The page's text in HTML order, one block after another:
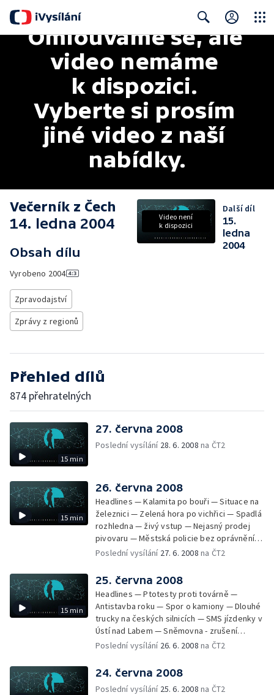
Search
Omlouváme se, ale
video nemáme
k dispozici.
Vyberte si prosím
jiné video z naší
nabídky.
Večerník z Čech
14. ledna 2004
Obsah dílu
Vyrobeno 2004
Zpravodajství
Zprávy z regionů
Video není
k dispozici
Další díl
15.
ledna
2004
Přehled dílů
874 přehratelných
15 min
27. června 2008
Poslední vysílání 28. 6. 2008 na ČT2
15 min
26. června 2008
Headlines — Kalamita po bouři — Situace na
železnici — Zelená hora po vichřici — Spadlá
rozhledna — živý vstup — Nejasný prodej
pivovaru — Městská policie bez oprávnění
měřit rychlost — Zákon o odpadech —
Hodiny ze sbírek Pražského hradu
Poslední vysílání 27. 6. 2008 na ČT2
15 min
25. června 2008
Headlines — Ptotesty proti továrně —
Antistavba roku — Spor o kamiony — Dlouhé
trucky na českých silnicích — SMS jízdenky v
Ústí nad Labem — Sněmovna - zrušení
poplatků za novorozence a důchod — Stát
soudu — Shakespearovské slavnosti —
Národní archiv vlastní stížnostní list
Poslední vysílání 26. 6. 2008 na ČT2
24. června 2008
Poslední vysílání 25. 6. 2008 na ČT2